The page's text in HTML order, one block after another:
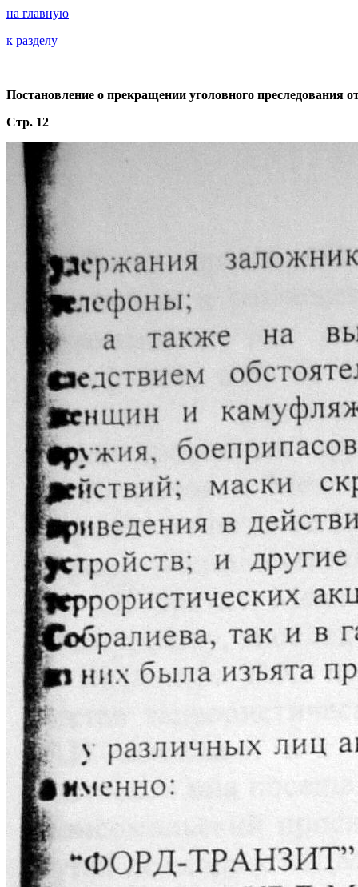
на главную
к разделу
Постановление о прекращении уголовного преследования
Стр. 12